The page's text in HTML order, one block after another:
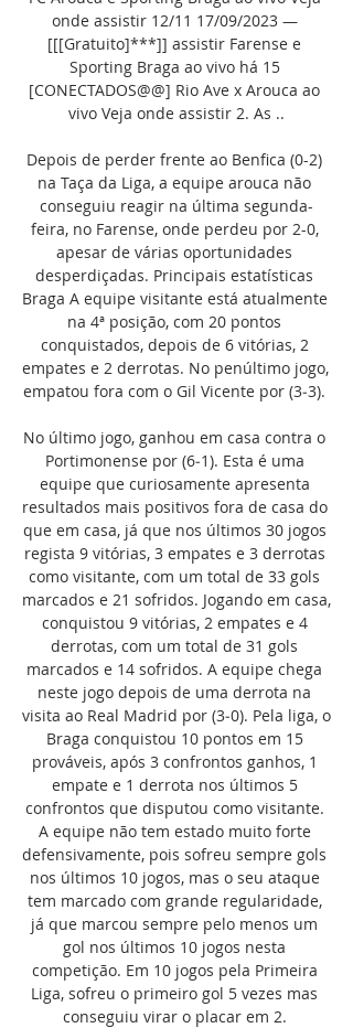
onde assistir 12/11 17/09/2023 —
[[[Gratuito]***]] assistir Farense e
Sporting Braga ao vivo há 15
[CONECTADOS@@] Rio Ave x Arouca ao
vivo Veja onde assistir 2. As ..
Depois de perder frente ao Benfica (0-2)
na Taça da Liga, a equipe arouca não
conseguiu reagir na última segunda-
feira, no Farense, onde perdeu por 2-0,
apesar de várias oportunidades
desperdiçadas. Principais estatísticas
Braga A equipe visitante está atualmente
na 4ª posição, com 20 pontos
conquistados, depois de 6 vitórias, 2
empates e 2 derrotas. No penúltimo jogo,
empatou fora com o Gil Vicente por (3‑3).
No último jogo, ganhou em casa contra o
Portimonense por (6‑1). Esta é uma
equipe que curiosamente apresenta
resultados mais positivos fora de casa do
que em casa, já que nos últimos 30 jogos
regista 9 vitórias, 3 empates e 3 derrotas
como visitante, com um total de 33 gols
marcados e 21 sofridos. Jogando em casa,
conquistou 9 vitórias, 2 empates e 4
derrotas, com um total de 31 gols
marcados e 14 sofridos. A equipe chega
neste jogo depois de uma derrota na
visita ao Real Madrid por (3‑0). Pela liga, o
Braga conquistou 10 pontos em 15
prováveis, após 3 confrontos ganhos, 1
empate e 1 derrota nos últimos 5
confrontos que disputou como visitante.
A equipe não tem estado muito forte
defensivamente, pois sofreu sempre gols
nos últimos 10 jogos, mas o seu ataque
tem marcado com grande regularidade,
já que marcou sempre pelo menos um
gol nos últimos 10 jogos nesta
competição. Em 10 jogos pela Primeira
Liga, sofreu o primeiro gol 5 vezes mas
conseguiu virar o placar em 2.